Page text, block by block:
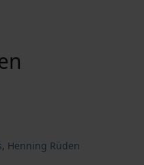
, Henning Rüden